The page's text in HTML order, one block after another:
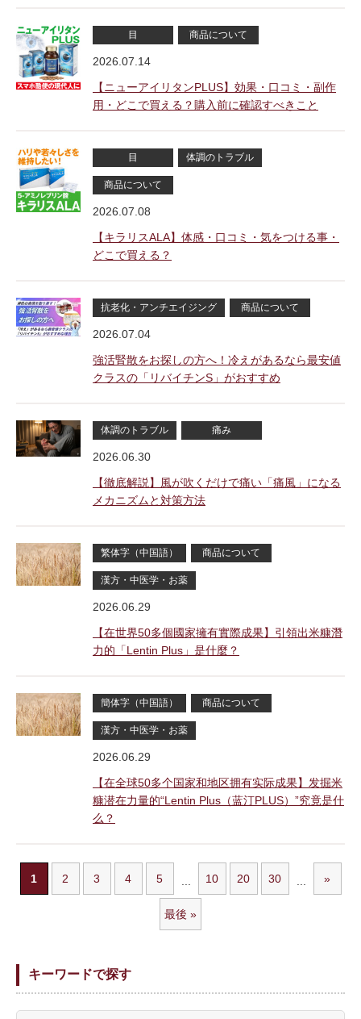
目 商品について
2026.07.14
【ニューアイリタンPLUS】効果・口コミ・副作
用・どこで買える？購入前に確認すべきこと
目 体調のトラブル
商品について
2026.07.08
【キラリスALA】体感・口コミ・気をつける事・
どこで買える？
抗老化・アンチエイジング 商品について
2026.07.04
強活腎散をお探しの方へ！冷えがあるなら最安値
クラスの「リバイチンS」がおすすめ
体調のトラブル 痛み
2026.06.30
【徹底解説】風が吹くだけで痛い「痛風」になる
メカニズムと対策方法
繁体字（中国語） 商品について
漢方・中医学・お薬
2026.06.29
【在世界50多個國家擁有實際成果】引領出米糠潛
力的「Lentin Plus」是什麼？
簡体字（中国語） 商品について
漢方・中医学・お薬
2026.06.29
【在全球50多个国家和地区拥有实际成果】发掘米
糠潜在力量的“Lentin Plus（蓝汀PLUS）”究竟是什
么？
1 2 3 4 5 10 20 30 »
最後 »
キーワードで探す